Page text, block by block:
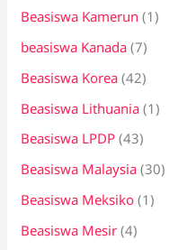
Beasiswa Kamerun (1)
beasiswa Kanada (7)
Beasiswa Korea (42)
Beasiswa Lithuania (1)
Beasiswa LPDP (43)
Beasiswa Malaysia (30)
Beasiswa Meksiko (1)
Beasiswa Mesir (4)